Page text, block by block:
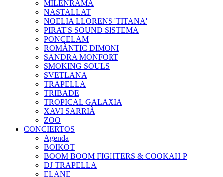
MILENRAMA
NASTALLAT
NOELIA LLORENS 'TITANA'
PIRAT'S SOUND SISTEMA
PONCELAM
ROMÀNTIC DIMONI
SANDRA MONFORT
SMOKING SOULS
SVETLANA
TRAPELLA
TRIBADE
TROPICAL GALAXIA
XAVI SARRIÀ
ZOO
CONCIERTOS
Agenda
BOIKOT
BOOM BOOM FIGHTERS & COOKAH P
DJ TRAPELLA
ELANE